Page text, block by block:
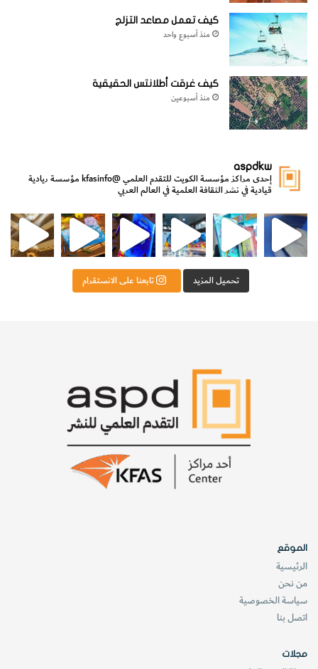
كيف تعمل مصاعد التزلج
منذ أسبوع واحد
كيف غرقت أطلانتس الحقيقية
منذ أسبوعين
aspdkw
إحدى مراكز مؤسسة الكويت للتقدم العلمي@kfasinfo مؤسسة ريادية
قيادية في نشر الثقافة العلمية في العالم العربي
لشؤون الش
من الأعماق نكتشف ومن الكتب نتعلّم
⁨ ⁨ نتشرف بدعوتكم لزيارة جناح التقدم العلمي للنشر ⁨ رجعنا! ما كنّا بعيد! مجهزين لكم كل جديد!⁩
تحميل المزيد تابعنا على الانستقرام
الموقع
الرئيسية
من نحن
سياسة الخصوصية
اتصل بنا
مجلات